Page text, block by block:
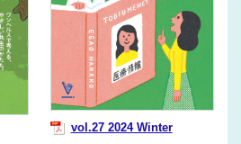
vol.27 2024 Winter